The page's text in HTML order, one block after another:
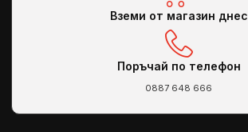
Вземи от магазин днес
Поръчай по телефон
0887 648 666